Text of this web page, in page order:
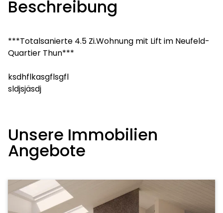
Beschreibung
***Totalsanierte 4.5 Zi.Wohnung mit Lift im Neufeld-
Quartier Thun***
ksdhflkasgflsgfl
sldjsjäsdj
Unsere Immobilien
Angebote